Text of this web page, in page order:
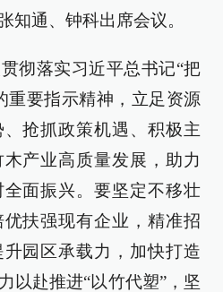
知通、钟科出席会议。
彻落实习近平总书记“把
重要指示精神，立足资源
抢抓政策机遇、积极主
产业高质量发展，助力
面振兴。要坚定不移壮
扶强现有企业，精准招
园区承载力，加快打造
以赴推进“以竹代塑”，坚